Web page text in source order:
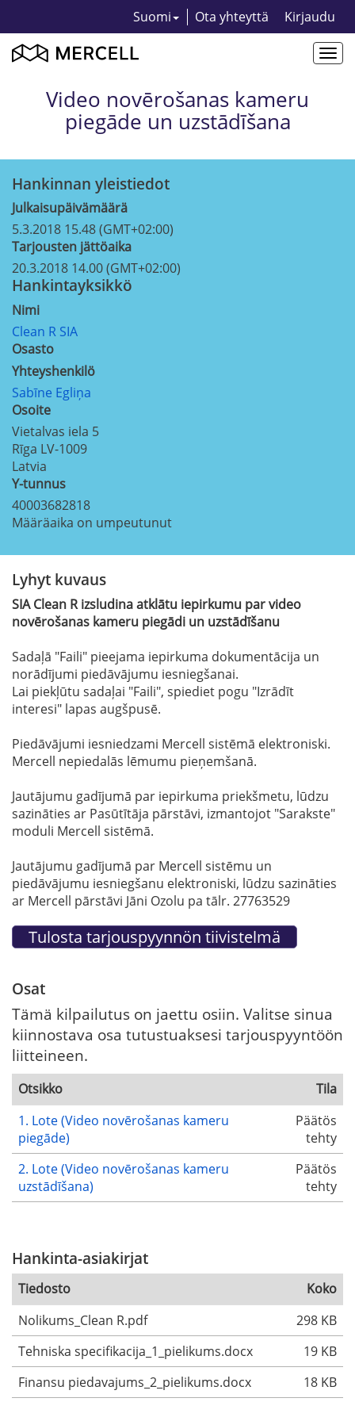
Suomi Ota yhteyttä Kirjaudu
Video novērošanas kameru
piegāde un uzstādīšana
Hankinnan yleistiedot
Julkaisupäivämäärä
5.3.2018 15.48 (GMT+02:00)
Tarjousten jättöaika
20.3.2018 14.00 (GMT+02:00)
Hankintayksikkö
Nimi
Clean R SIA
Osasto
Yhteyshenkilö
Sabīne Egliņa
Osoite
Vietalvas iela 5
Rīga LV-1009
Latvia
Y-tunnus
40003682818
Määräaika on umpeutunut
Lyhyt kuvaus
SIA Clean R izsludina atklātu iepirkumu par video
novērošanas kameru piegādi un uzstādīšanu
Sadaļā "Faili" pieejama iepirkuma dokumentācija un
norādījumi piedāvājumu iesniegšanai.
Lai piekļūtu sadaļai "Faili", spiediet pogu "Izrādīt
interesi" lapas augšpusē.
Piedāvājumi iesniedzami Mercell sistēmā elektroniski.
Mercell nepiedalās lēmumu pieņemšanā.
Jautājumu gadījumā par iepirkuma priekšmetu, lūdzu
sazināties ar Pasūtītāja pārstāvi, izmantojot "Sarakste"
moduli Mercell sistēmā.
Jautājumu gadījumā par Mercell sistēmu un
piedāvājumu iesniegšanu elektroniski, lūdzu sazināties
ar Mercell pārstāvi Jāni Ozolu pa tālr. 27763529
Osat
Tämä kilpailutus on jaettu osiin. Valitse sinua
kiinnostava osa tutustuaksesi tarjouspyyntöön
liitteineen.
Otsikko
Tila
1. Lote (Video novērošanas kameru
piegāde)
Päätös
tehty
2. Lote (Video novērošanas kameru
uzstādīšana)
Päätös
tehty
Hankinta-asiakirjat
Tiedosto
Koko
Nolikums_Clean R.pdf
298 KB
Tehniska specifikacija_1_pielikums.docx
19 KB
Finansu piedavajums_2_pielikums.docx
18 KB